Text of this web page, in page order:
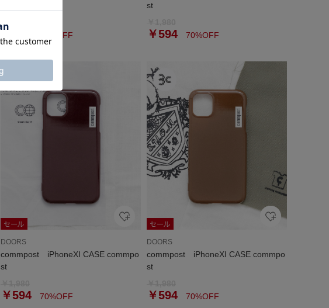
￥594 70%OFF
st
￥594 70%OFF
DOORS
commpost iPhoneXI CASE commpo
st
￥594 70%OFF
DOORS
commpost iPhoneXI CASE commpo
st
￥594 70%OFF